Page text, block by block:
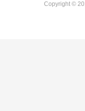
Copyright ©